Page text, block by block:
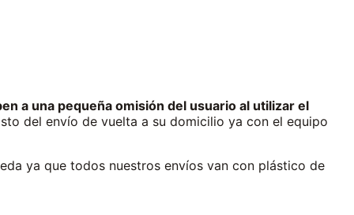
a una pequeña omisión del usuario al utilizar el
del envío de vuelta a su domicilio ya con el equipo
ya que todos nuestros envíos van con plástico de